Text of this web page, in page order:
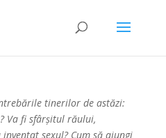
tinerilor de astăzi:
Va fi sfârșitul răului,
sexul? Cum să ajungi